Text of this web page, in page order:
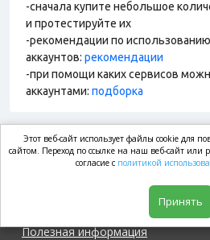
-сначала купите небольшое
и протестируйте их
-рекомендации по использованию
аккаунтов: рекомендации
-при помощи каких сервисов
аккаунтами: подборка
market.com
Полезная информация
Этот веб-сайт использует файлы cookie для
сайтом. Переход по ссылке на наш веб-сайт или
согласие с политикой
Принять